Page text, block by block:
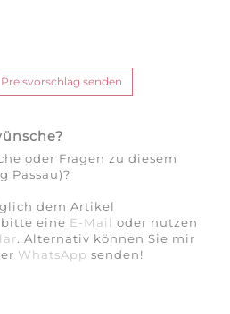
oder Fragen zu diesem
Passau)?
dem Artikel
bitte eine E-Mail oder nutzen
. Alternativ können Sie mir
WhatsApp senden!